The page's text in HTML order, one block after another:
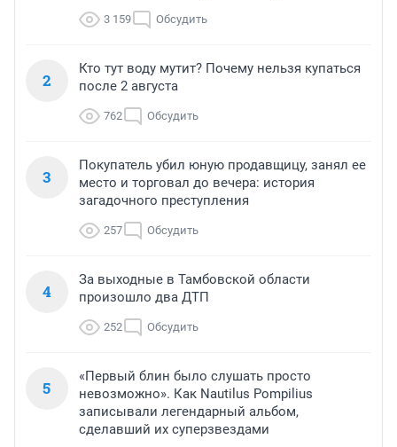
3 159 Обсудить
2
Кто тут воду мутит? Почему нельзя купаться
после 2 августа
762 Обсудить
3
Покупатель убил юную продавщицу, занял ее
место и торговал до вечера: история
загадочного преступления
257 Обсудить
4
За выходные в Тамбовской области
произошло два ДТП
252 Обсудить
5
«Первый блин было слушать просто
невозможно». Как Nautilus Pompilius
записывали легендарный альбом,
сделавший их суперзвездами